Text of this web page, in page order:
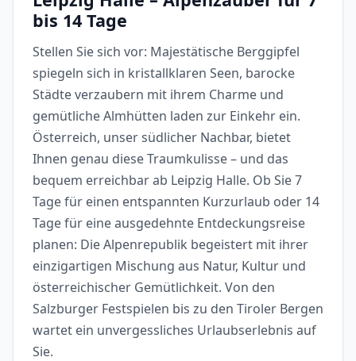
bis 14 Tage
Stellen Sie sich vor: Majestätische Berggipfel
spiegeln sich in kristallklaren Seen, barocke
Städte verzaubern mit ihrem Charme und
gemütliche Almhütten laden zur Einkehr ein.
Österreich, unser südlicher Nachbar, bietet
Ihnen genau diese Traumkulisse – und das
bequem erreichbar ab Leipzig Halle. Ob Sie 7
Tage für einen entspannten Kurzurlaub oder 14
Tage für eine ausgedehnte Entdeckungsreise
planen: Die Alpenrepublik begeistert mit ihrer
einzigartigen Mischung aus Natur, Kultur und
österreichischer Gemütlichkeit. Von den
Salzburger Festspielen bis zu den Tiroler Bergen
wartet ein unvergessliches Urlaubserlebnis auf
Sie.